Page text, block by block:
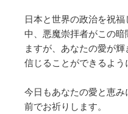
日本と世界の政治を祝
中、悪魔崇拝者がこの
ますが、あなたの愛が
信じることができるよう
今日もあなたの愛と恵
前でお祈りします。